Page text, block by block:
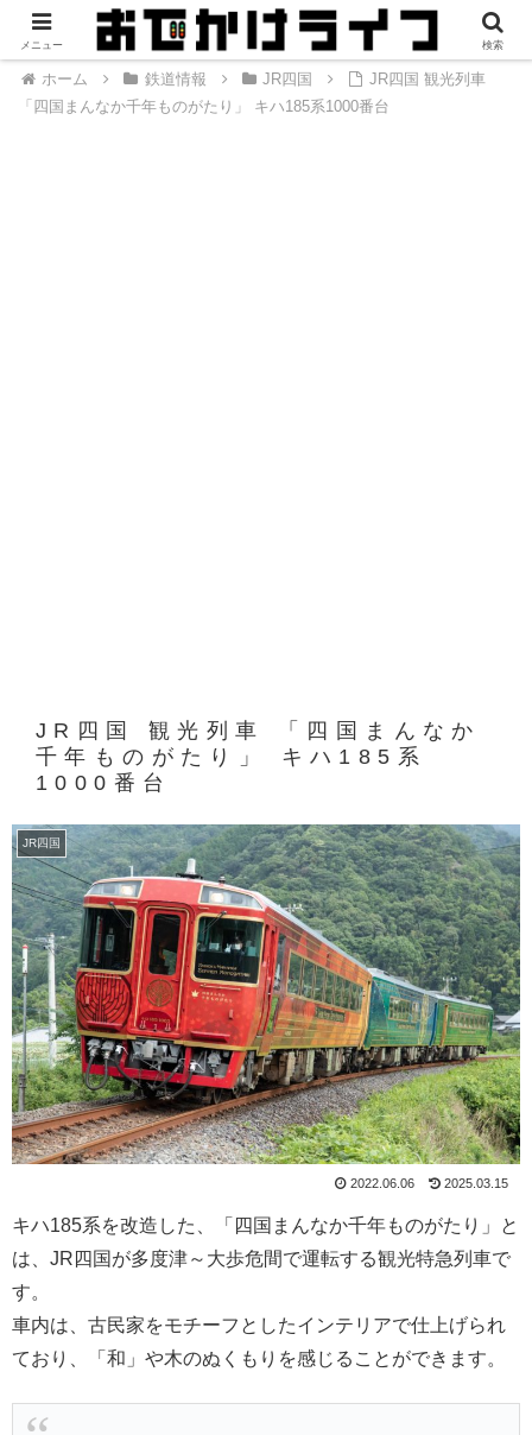
ホーム 鉄道情報 JR四国
JR四国 観光列車
「四国まんなか千年ものがたり」 キハ185系1000番台
JR四国 観光列車 「四国まんなか
千年ものがたり」 キハ185系
1000番台
JR四国
2022.06.06 2025.03.15
キハ185系を改造した、「四国まんなか千年ものがたり」と
は、JR四国が多度津～大歩危間で運転する観光特急列車で
す。
車内は、古民家をモチーフとしたインテリアで仕上げられ
ており、「和」や木のぬくもりを感じることができます。
メニュー 検索